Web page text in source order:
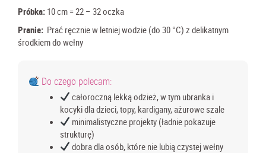
Próbka: 10 cm = 22 – 32 oczka
Pranie: Prać ręcznie w letniej wodzie (do 30 °C) z delikatnym
środkiem do wełny
Do czego polecam:
całoroczną lekką odzież, w tym ubranka i
kocyki dla dzieci, topy, kardigany, ażurowe szale
minimalistyczne projekty (ładnie pokazuje
strukturę)
dobra dla osób, które nie lubią czystej wełny